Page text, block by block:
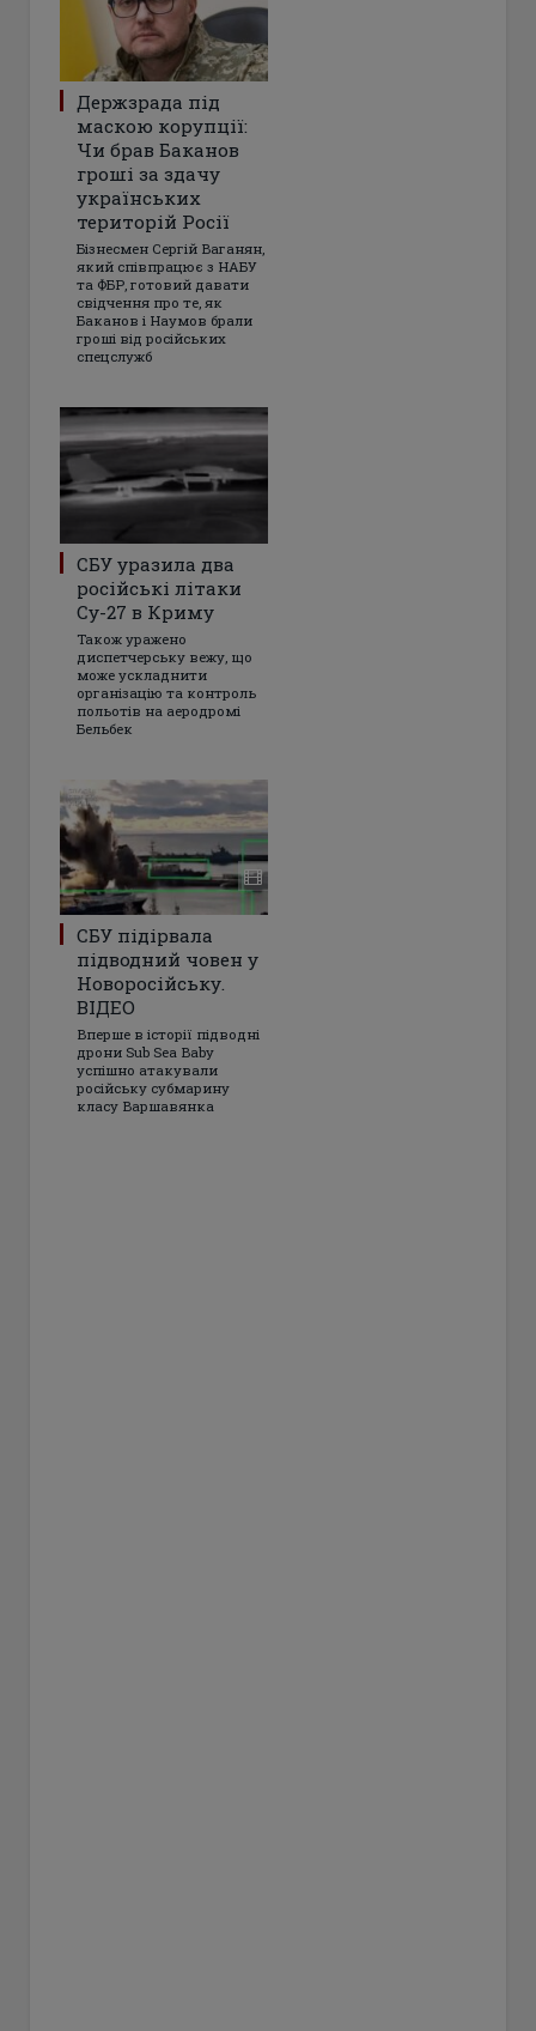
Держзрада під
маскою корупції:
Чи брав Баканов
гроші за здачу
українських
територій Росії
Бізнесмен Сергій Ваганян,
який співпрацює з НАБУ
та ФБР, готовий давати
свідчення про те, як
Баканов і Наумов брали
гроші від російських
спецслужб
СБУ уразила два
російські літаки
Су-27 в Криму
Також уражено
диспетчерську вежу, що
може ускладнити
організацію та контроль
польотів на аеродромі
Бельбек
СБУ підірвала
підводний човен у
Новоросійську.
ВІДЕО
Вперше в історії підводні
дрони Sub Sea Baby
успішно атакували
російську субмарину
класу Варшавянка